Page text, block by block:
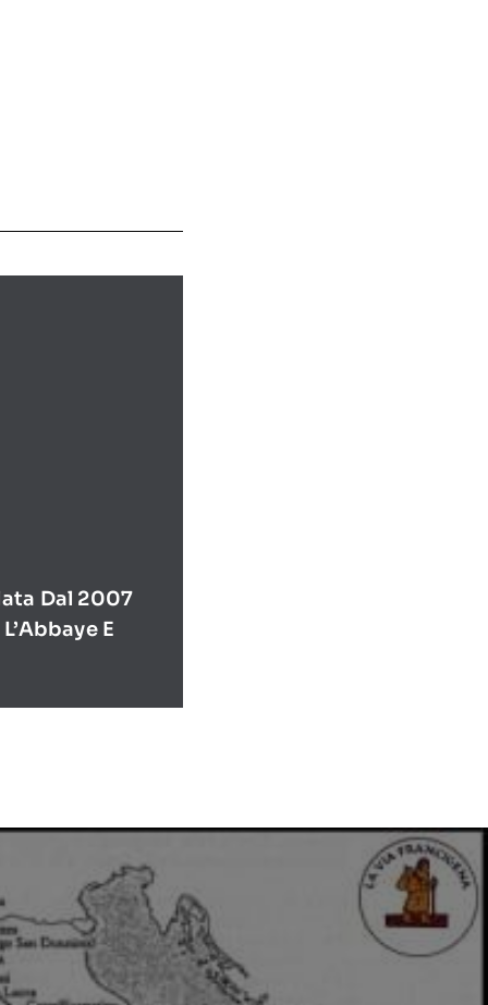
Dal 2007
E